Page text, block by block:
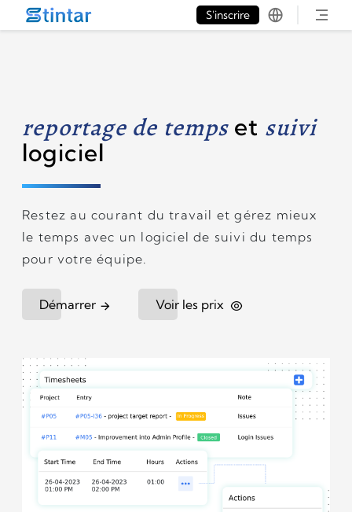
put google tag in file
S'inscrire
reportage de temps et suivi
logiciel
Restez au courant du travail et gérez mieux
le temps avec un logiciel de suivi du temps
pour votre équipe.
Démarrer Voir les prix